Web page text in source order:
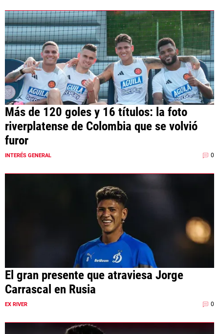
Más de 120 goles y 16 títulos: la foto
riverplatense de Colombia que se volvió
furor
INTERÉS GENERAL 0
El gran presente que atraviesa Jorge
Carrascal en Rusia
EX RIVER 0